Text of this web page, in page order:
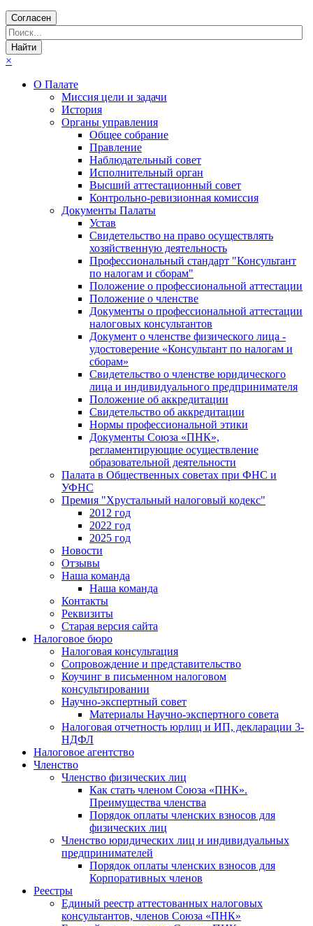
Согласен
×
О Палате
Миссия цели и задачи
История
Органы управления
Общее собрание
Правление
Наблюдательный совет
Исполнительный орган
Высший аттестационный совет
Контрольно-ревизионная комиссия
Документы Палаты
Устав
Свидетельство на право осуществлять
хозяйственную деятельность
Профессиональный стандарт "Консультант
по налогам и сборам"
Положение о профессиональной аттестации
Положение о членстве
Документы о профессиональной аттестации
налоговых консультантов
Документ о членстве физического лица -
удостоверение «Консультант по налогам и
сборам»
Свидетельство о членстве юридического
лица и индивидуального предпринимателя
Положение об аккредитации
Свидетельство об аккредитации
Нормы профессиональной этики
Документы Союза «ПНК»,
регламентирующие осуществление
образовательной деятельности
Палата в Общественных советах при ФНС и
УФНС
Премия "Хрустальный налоговый кодекс"
2012 год
2022 год
2025 год
Новости
Отзывы
Наша команда
Наша команда
Контакты
Реквизиты
Старая версия сайта
Налоговое бюро
Налоговая консультация
Cопровождение и представительство
Коучинг в письменном налоговом
консультировании
Научно-экспертный совет
Материалы Научно-экспертного совета
Налоговая отчетность юрлиц и ИП, декларации 3-
НДФЛ
Налоговое агентство
Членство
Членство физических лиц
Как стать членом Союза «ПНК».
Преимущества членства
Порядок оплаты членских взносов для
физических лиц
Членство юридических лиц и индивидуальных
предпринимателей
Порядок оплаты членских взносов для
Корпоративных членов
Реестры
Единый реестр аттестованных налоговых
консультантов, членов Союза «ПНК»